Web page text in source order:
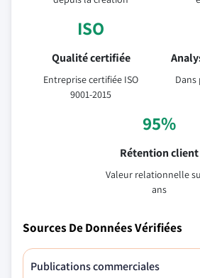
ISO
Qualité certifiée
Entreprise certifiée ISO
9001-2015
Dans
95%
Rétention client
Valeur relationnelle
ans
Sources De Données Vérifiées
Publications commerciales